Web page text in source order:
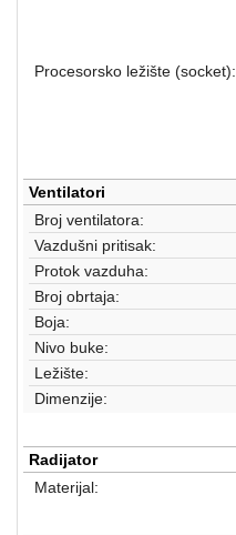
Procesorsko ležište (socket):
Ventilatori
Broj ventilatora:
Vazdušni pritisak:
Protok vazduha:
Broj obrtaja:
Boja:
Nivo buke:
Ležište:
Dimenzije:
Radijator
Materijal: